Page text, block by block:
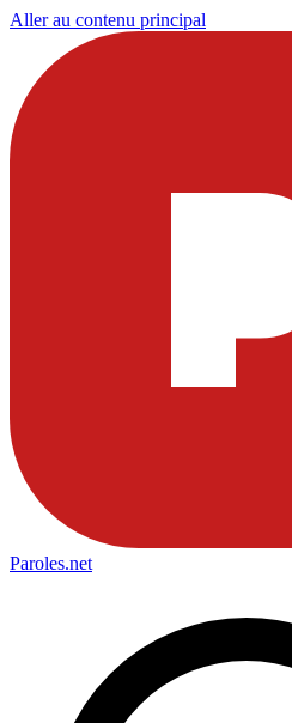
Aller au contenu principal
Paroles.net